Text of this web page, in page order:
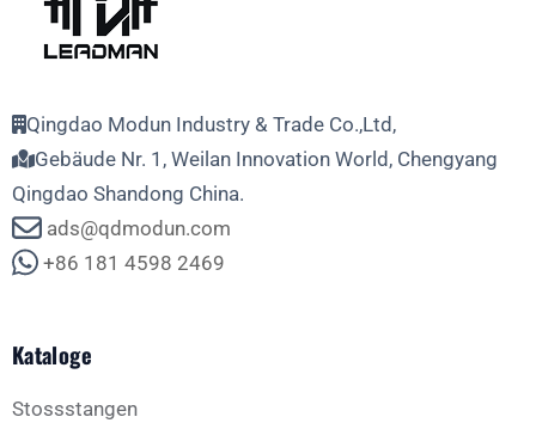
Qingdao Modun Industry & Trade Co.,Ltd,
Gebäude Nr. 1, Weilan Innovation World, Chengyang
Qingdao Shandong China.
ads@qdmodun.com
+86 181 4598 2469
Kataloge
Stossstangen